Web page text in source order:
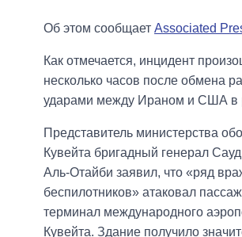
Об этом сообщает Associated
Как отмечается, инцидент
несколько часов после обмена
ударами между Ираном и США в
Представитель министерства
Кувейта бригадный генерал
Аль-Отайби заявил, что «ряд
беспилотников» атаковал
терминал международного
Кувейта. Здание получило